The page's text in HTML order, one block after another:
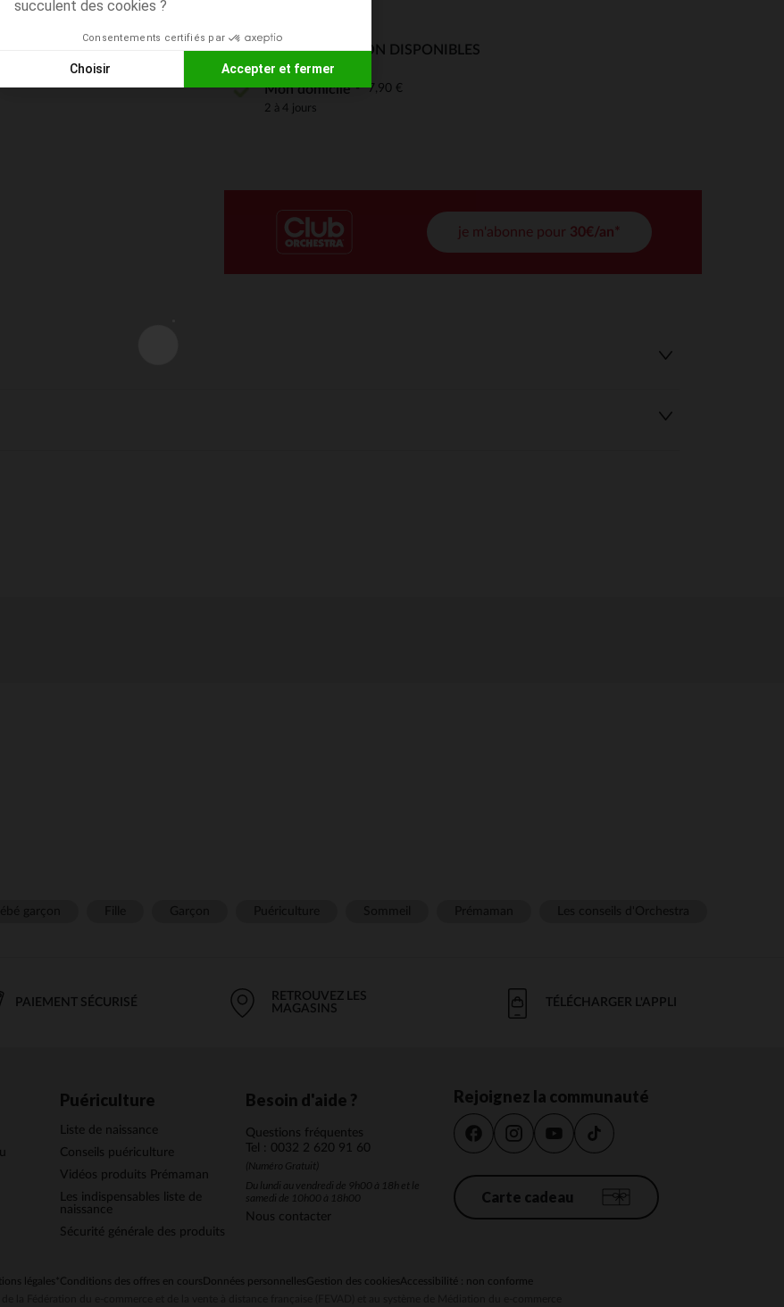
succulent des cookies ?
Consentements certifiés par
Choisir Accepter et fermer
Plateforme de Gestion du Consentement : Personnalisez vos Options
MODES DE LIVRAISON DISPONIBLES
Mon domicile 7,90 €
2 à 4 jours
je m'abonne pour 30€/an*
PAIEMENT SÉCURISÉ
RETROUVEZ LES
MAGASINS
TÉLÉCHARGER L'APPLI
Puériculture
Liste de naissance
Conseils puériculture
Vidéos produits Prémaman
Les indispensables liste de
naissance
Sécurité générale des produits
Besoin d'aide ?
Questions fréquentes
Tel : 0032 2 620 91 60
(Numéro Gratuit)
Du lundi au vendredi de 9h00 à 18h et le
samedi de 10h00 à 18h00
Nous contacter
Rejoignez la communauté
Carte cadeau
légales *Conditions des offres en cours Données personnellesGestion des cookiesAccessibilité : non conforme